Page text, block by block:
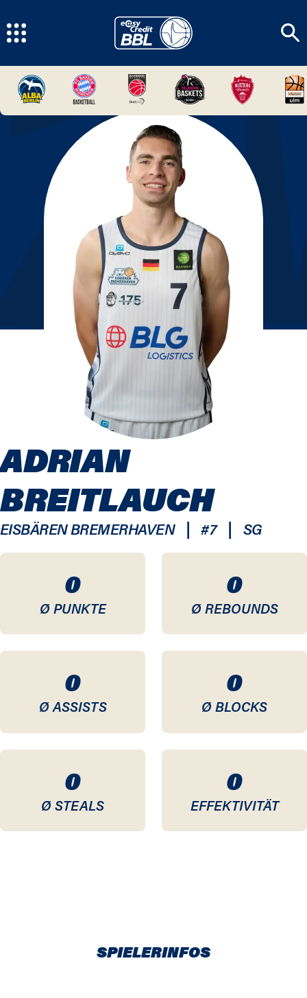
0
Ø PUNKTE
0
Ø REBOUNDS
0
Ø ASSISTS
0
Ø BLOCKS
0
Ø STEALS
0
EFFEKTIVITÄT
ADRIAN
BREITLAUCH
EISBÄREN BREMERHAVEN | #7 | SG
SPIELERINFOS